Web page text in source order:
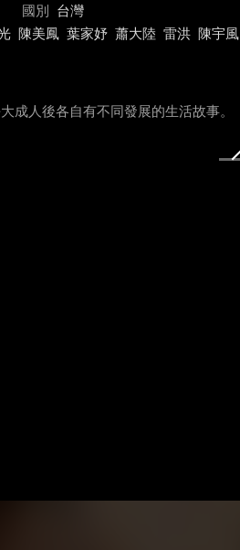
國別 台灣
陳美鳳 葉家妤 蕭大陸 雷洪 陳宇風
成人後各自有不同發展的生活故事。